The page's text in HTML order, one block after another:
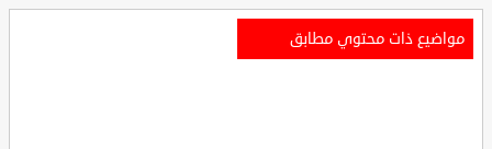
مواضيع ذات محتوي مطابق